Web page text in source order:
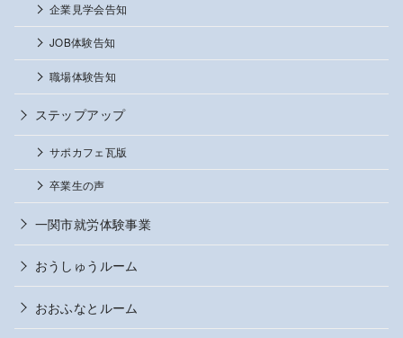
企業見学会告知
JOB体験告知
職場体験告知
ステップアップ
サポカフェ瓦版
卒業生の声
一関市就労体験事業
おうしゅうルーム
おおふなとルーム